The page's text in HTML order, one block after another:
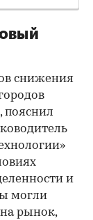
снижения
пояснил
и
могли
рынок,